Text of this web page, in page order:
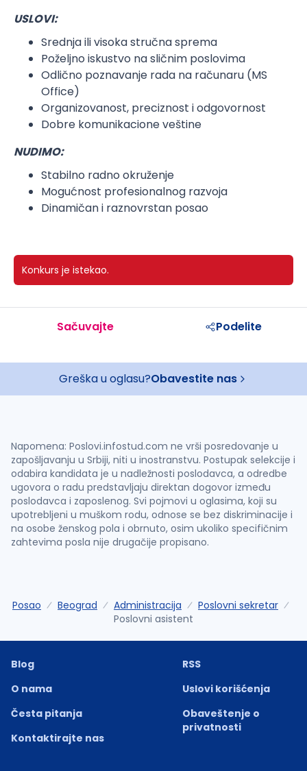
USLOVI:
Srednja ili visoka stručna sprema
Poželjno iskustvo na sličnim poslovima
Odlično poznavanje rada na računaru (MS
Office)
Organizovanost, preciznost i odgovornost
Dobre komunikacione veštine
NUDIMO:
Stabilno radno okruženje
Mogućnost profesionalnog razvoja
Dinamičan i raznovrstan posao
Konkurs je istekao.
Sačuvajte Podelite
Greška u oglasu?Obavestite nas
Napomena: Poslovi.infostud.com ne vrši posredovanje u
zapošljavanju u Srbiji, niti u inostranstvu. Postupak selekcije i
odabira kandidata je u nadležnosti poslodavca, a odredbe
ugovora o radu predstavljaju direktan dogovor između
poslodavca i zaposlenog. Svi pojmovi u oglasima, koji su
upotrebljeni u muškom rodu, odnose se bez diskriminacije i
na osobe ženskog pola i obrnuto, osim ukoliko specifičnim
zahtevima posla nije drugačije propisano.
Posao Beograd Administracija
Poslovni sekretar
Poslovni asistent
Blog
O nama
Česta pitanja
Kontaktirajte nas
RSS
Uslovi korišćenja
Obaveštenje o
privatnosti